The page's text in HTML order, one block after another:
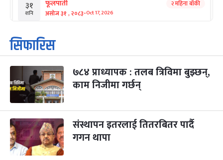
३१
शनि
फूलपाती
असोज ३१ , २०८३-Oct 17, 2026
२ महिना बाँकी
१
आइत
कार्तिक सङ्क्रान्ति
कार्तिक १, २०८३
३
मंगल
महानवमी
कार्तिक ३, २०८३-Oct 20, 2026
२ महिना बाँकी
४
बुध कार्तिक ४, २०८३
५
बिहि
पापा‌ङ्कुशा एकादशी व्रत
कार्तिक ५, २०८३
सिफारिस
७८४ प्राध्यापक : तलब त्रिविमा बुझ्छन्,
काम निजीमा गर्छन्
संस्थापन इतरलाई तितरबितर पार्दै
गगन थापा